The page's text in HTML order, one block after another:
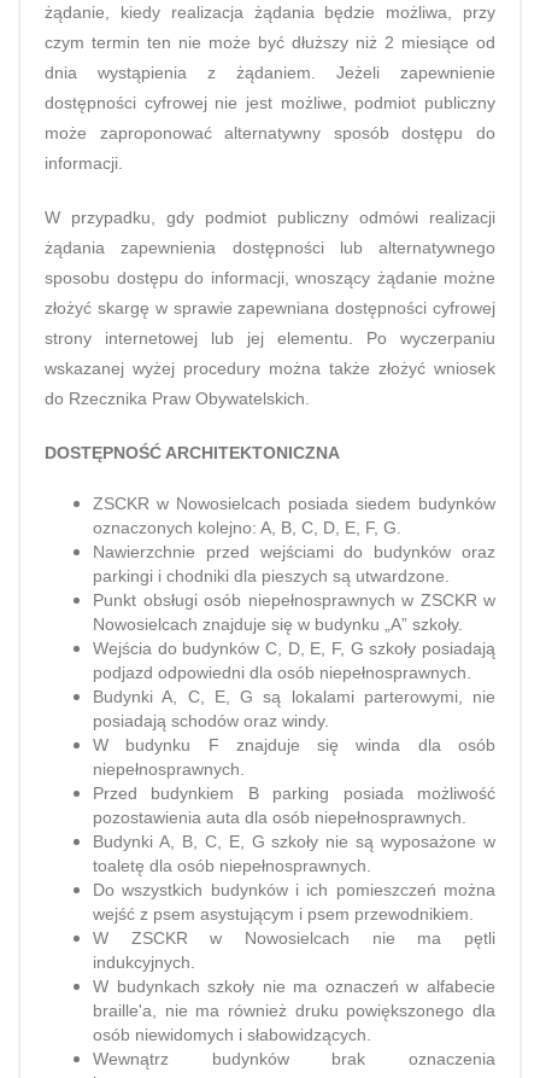
żądanie, kiedy realizacja żądania będzie możliwa, przy
czym termin ten nie może być dłuższy niż 2 miesiące od
dnia wystąpienia z żądaniem. Jeżeli zapewnienie
dostępności cyfrowej nie jest możliwe, podmiot publiczny
może zaproponować alternatywny sposób dostępu do
informacji.
W przypadku, gdy podmiot publiczny odmówi realizacji
żądania zapewnienia dostępności lub alternatywnego
sposobu dostępu do informacji, wnoszący żądanie możne
złożyć skargę w sprawie zapewniana dostępności cyfrowej
strony internetowej lub jej elementu. Po wyczerpaniu
wskazanej wyżej procedury można także złożyć wniosek
do Rzecznika Praw Obywatelskich.
DOSTĘPNOŚĆ ARCHITEKTONICZNA
ZSCKR w Nowosielcach posiada siedem budynków
oznaczonych kolejno: A, B, C, D, E, F, G.
Nawierzchnie przed wejściami do budynków oraz
parkingi i chodniki dla pieszych są utwardzone.
Punkt obsługi osób niepełnosprawnych w ZSCKR w
Nowosielcach znajduje się w budynku „A” szkoły.
Wejścia do budynków C, D, E, F, G szkoły posiadają
podjazd odpowiedni dla osób niepełnosprawnych.
Budynki A, C, E, G są lokalami parterowymi, nie
posiadają schodów oraz windy.
W budynku F znajduje się winda dla osób
niepełnosprawnych.
Przed budynkiem B parking posiada możliwość
pozostawienia auta dla osób niepełnosprawnych.
Budynki A, B, C, E, G szkoły nie są wyposażone w
toaletę dla osób niepełnosprawnych.
Do wszystkich budynków i ich pomieszczeń można
wejść z psem asystującym i psem przewodnikiem.
W ZSCKR w Nowosielcach nie ma pętli
indukcyjnych.
W budynkach szkoły nie ma oznaczeń w alfabecie
braille'a, nie ma również druku powiększonego dla
osób niewidomych i słabowidzących.
Wewnątrz budynków brak oznaczenia